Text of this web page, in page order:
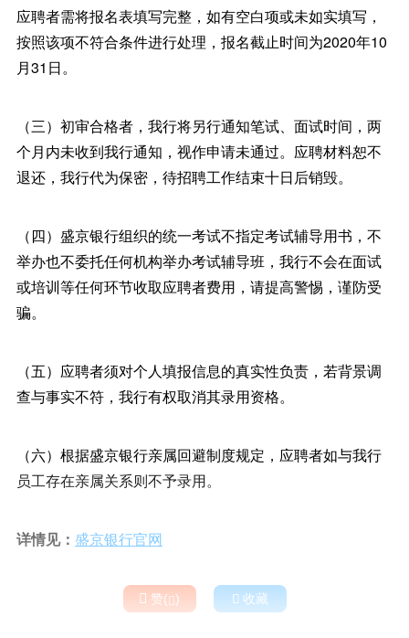
应聘者需将报名表填写完整，如有空白项或未如实填写，
按照该项不符合条件进行处理，报名截止时间为2020年10
月31日。
（三）初审合格者，我行将另行通知笔试、面试时间，两
个月内未收到我行通知，视作申请未通过。应聘材料恕不
退还，我行代为保密，待招聘工作结束十日后销毁。
（四）盛京银行组织的统一考试不指定考试辅导用书，不
举办也不委托任何机构举办考试辅导班，我行不会在面试
或培训等任何环节收取应聘者费用，请提高警惕，谨防受
骗。
（五）应聘者须对个人填报信息的真实性负责，若背景调
查与事实不符，我行有权取消其录用资格。
（六）根据盛京银行亲属回避制度规定，应聘者如与我行
员工存在亲属关系则不予录用。
详情见： 盛京银行官网
 赞()  收藏